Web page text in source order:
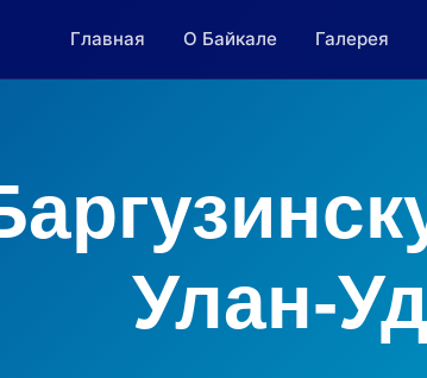
Главная О Байкале Галерея
Улан-